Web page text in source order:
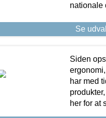
nationale
Se
Siden
har med
her for at